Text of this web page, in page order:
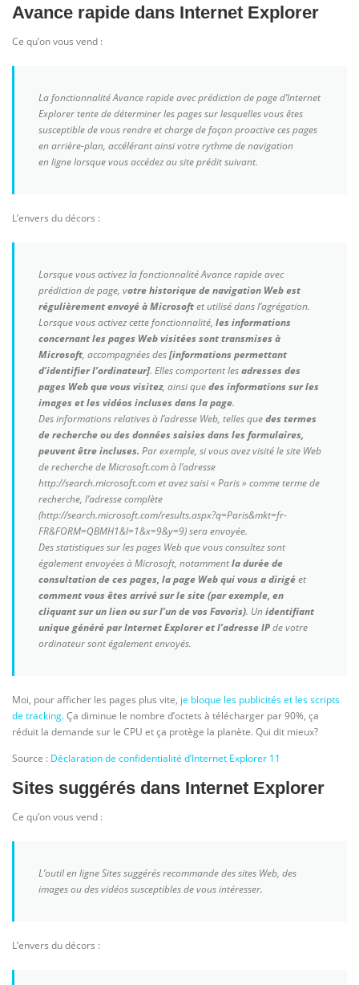
Avance rapide dans Internet Explorer
Ce qu’on vous vend :
La fonctionnalité Avance rapide avec prédiction de page d’Internet
Explorer tente de déterminer les pages sur lesquelles vous êtes
susceptible de vous rendre et charge de façon proactive ces pages
en arrière-plan, accélérant ainsi votre rythme de navigation
en ligne lorsque vous accédez au site prédit suivant.
L’envers du décors :
Lorsque vous activez la fonctionnalité Avance rapide avec
prédiction de page, votre historique de navigation Web est
régulièrement envoyé à Microsoftet utilisé dans l’agrégation.
Lorsque vous activez cette fonctionnalité, les informations
concernant les pages Web visitées sont transmises à
Microsoft, accompagnées des[informations permettant
d’identifier l’ordinateur]. Elles comportent lesadresses des
pages Web que vous visitez, ainsi quedes informations sur les
images et les vidéos incluses dans la page.
Des informations relatives à l’adresse Web, telles quedes termes
de recherche ou des données saisies dans les formulaires,
peuvent être incluses. Par exemple, si vous avez visité le site Web
de recherche de Microsoft.com à l’adresse
http://search.microsoft.com et avez saisi « Paris » comme terme de
recherche, l’adresse complète
(http://search.microsoft.com/results.aspx?q=Paris&mkt=fr-
FR&FORM=QBMH1&l=1&x=9&y=9) sera envoyée.
Des statistiques sur les pages Web que vous consultez sont
également envoyées à Microsoft, notammentla durée de
consultation de ces pages, la page Web qui vous a dirigéet
comment vous êtes arrivé sur le site (par exemple, en
cliquant sur un lien ou sur l’un de vos Favoris). Unidentifiant
unique généré par Internet Explorer et l’adresse IPde votre
ordinateur sont également envoyés.
Moi, pour afficher les pages plus vite, je bloque les publicités et les scripts
de tracking.Ça diminue le nombre d’octets à télécharger par 90%, ça
réduit la demande sur le CPU et ça protège la planète. Qui dit mieux?
Source : Déclaration de confidentialité d’Internet Explorer 11
Sites suggérés dans Internet Explorer
Ce qu’on vous vend :
L’outil en ligne Sites suggérés recommande des sites Web, des
images ou des vidéos susceptibles de vous intéresser.
L’envers du décors :